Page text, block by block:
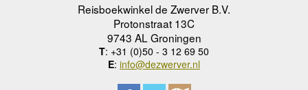
Reisboekwinkel de Zwerver B.V.
Protonstraat 13C
9743 AL Groningen
T: +31 (0)50 - 3 12 69 50
E: info@dezwerver.nl